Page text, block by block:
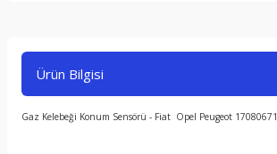
Ürün Bilgisi
Gaz Kelebeği Konum Sensörü - Fiat Opel Peugeot 17080671